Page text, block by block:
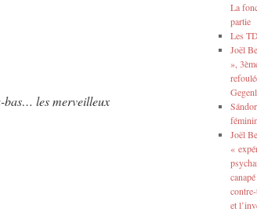
les merveilleux
La
partie
Les
Joël
»,
Joël
«
et